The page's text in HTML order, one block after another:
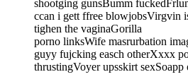
shootging gunsBumm
ccan i gett ffree blowjobsVirgvin
tighen the vaginaGorilla
porno linksWife masrurbation
guyy fujcking easch otherXxxx
thrustingVoyer upsskirt sexSoapp